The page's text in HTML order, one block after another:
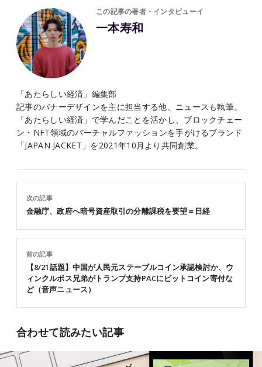
この記事の著者・インタビューイ
一本寿和
「あたらしい経済」編集部
記事のバナーデザインを主に担当する他、ニュースも執筆。
「あたらしい経済」で学んだことを活かし、ブロックチェー
ン・NFT領域のバーチャルファッションを手がけるブランド
「JAPAN JACKET」を2021年10月より共同創業。
前の記事
【8/21話題】中国が人民元ステーブルコイン承認検討か、ウ
ィンクルボス兄弟がトランプ支持PACにビットコイン寄付な
ど（音声ニュース）
次の記事
金融庁、政府へ暗号資産取引の分離課税を要望＝日経
合わせて読みたい記事